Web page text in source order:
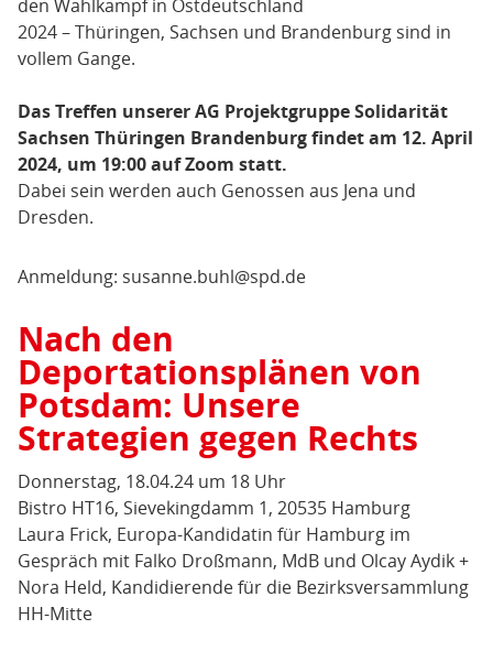
den Wahlkampf in Ostdeutschland
2024 – Thüringen, Sachsen und Brandenburg sind in
vollem Gange.
Das Treffen unserer AG Projektgruppe Solidarität
Sachsen Thüringen Brandenburg findet am 12. April
2024, um 19:00 auf Zoom statt.
Dabei sein werden auch Genossen aus Jena und
Dresden.
Anmeldung: susanne.buhl@spd.de
Nach den
Deportationsplänen von
Potsdam: Unsere
Strategien gegen Rechts
Donnerstag, 18.04.24 um 18 Uhr
Bistro HT16, Sievekingdamm 1, 20535 Hamburg
Laura Frick, Europa-Kandidatin für Hamburg im
Gespräch mit Falko Droßmann, MdB und Olcay Aydik +
Nora Held, Kandidierende für die Bezirksversammlung
HH-Mitte